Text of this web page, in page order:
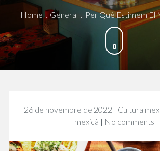
Home General Per Què Estimem El
26 de novembre de 2022 Cultura
mexicà
No commentson